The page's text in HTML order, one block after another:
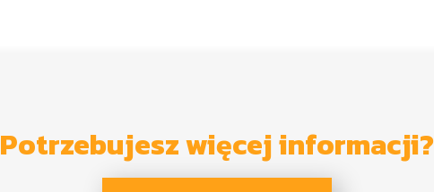
Potrzebujesz więcej informacji?